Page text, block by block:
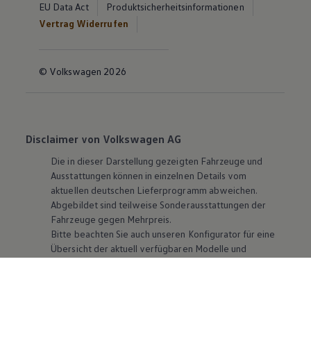
EU Data Act
Produktsicherheitsinformationen
Vertrag Widerrufen
© Volkswagen 2026
Disclaimer von Volkswagen AG
Die in dieser Darstellung gezeigten Fahrzeuge und
Ausstattungen können in einzelnen Details vom
aktuellen deutschen Lieferprogramm abweichen.
Abgebildet sind teilweise Sonderausstattungen der
Fahrzeuge gegen Mehrpreis.
Bitte beachten Sie auch unseren Konfigurator für eine
Übersicht der aktuell verfügbaren Modelle und